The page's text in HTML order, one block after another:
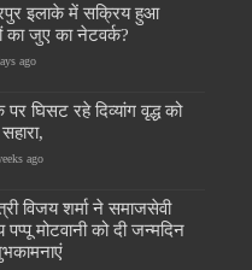
इलाके में सक्रिय हुआ
का जुए का नेटवर्क?
ago
घिसट रहे दिव्यांग वृद्ध को
ago
विजय शर्मा ने समाजसेवी
मोटवानी को दी जन्मदिन